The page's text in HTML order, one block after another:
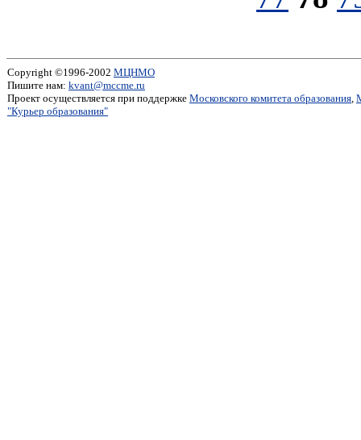
Copyright ©1996-2002 МЦНМО
Пишите нам: kvant@mccme.ru
Проект осуществляется при поддержке Московского комитета образования,
"Курьер образования"